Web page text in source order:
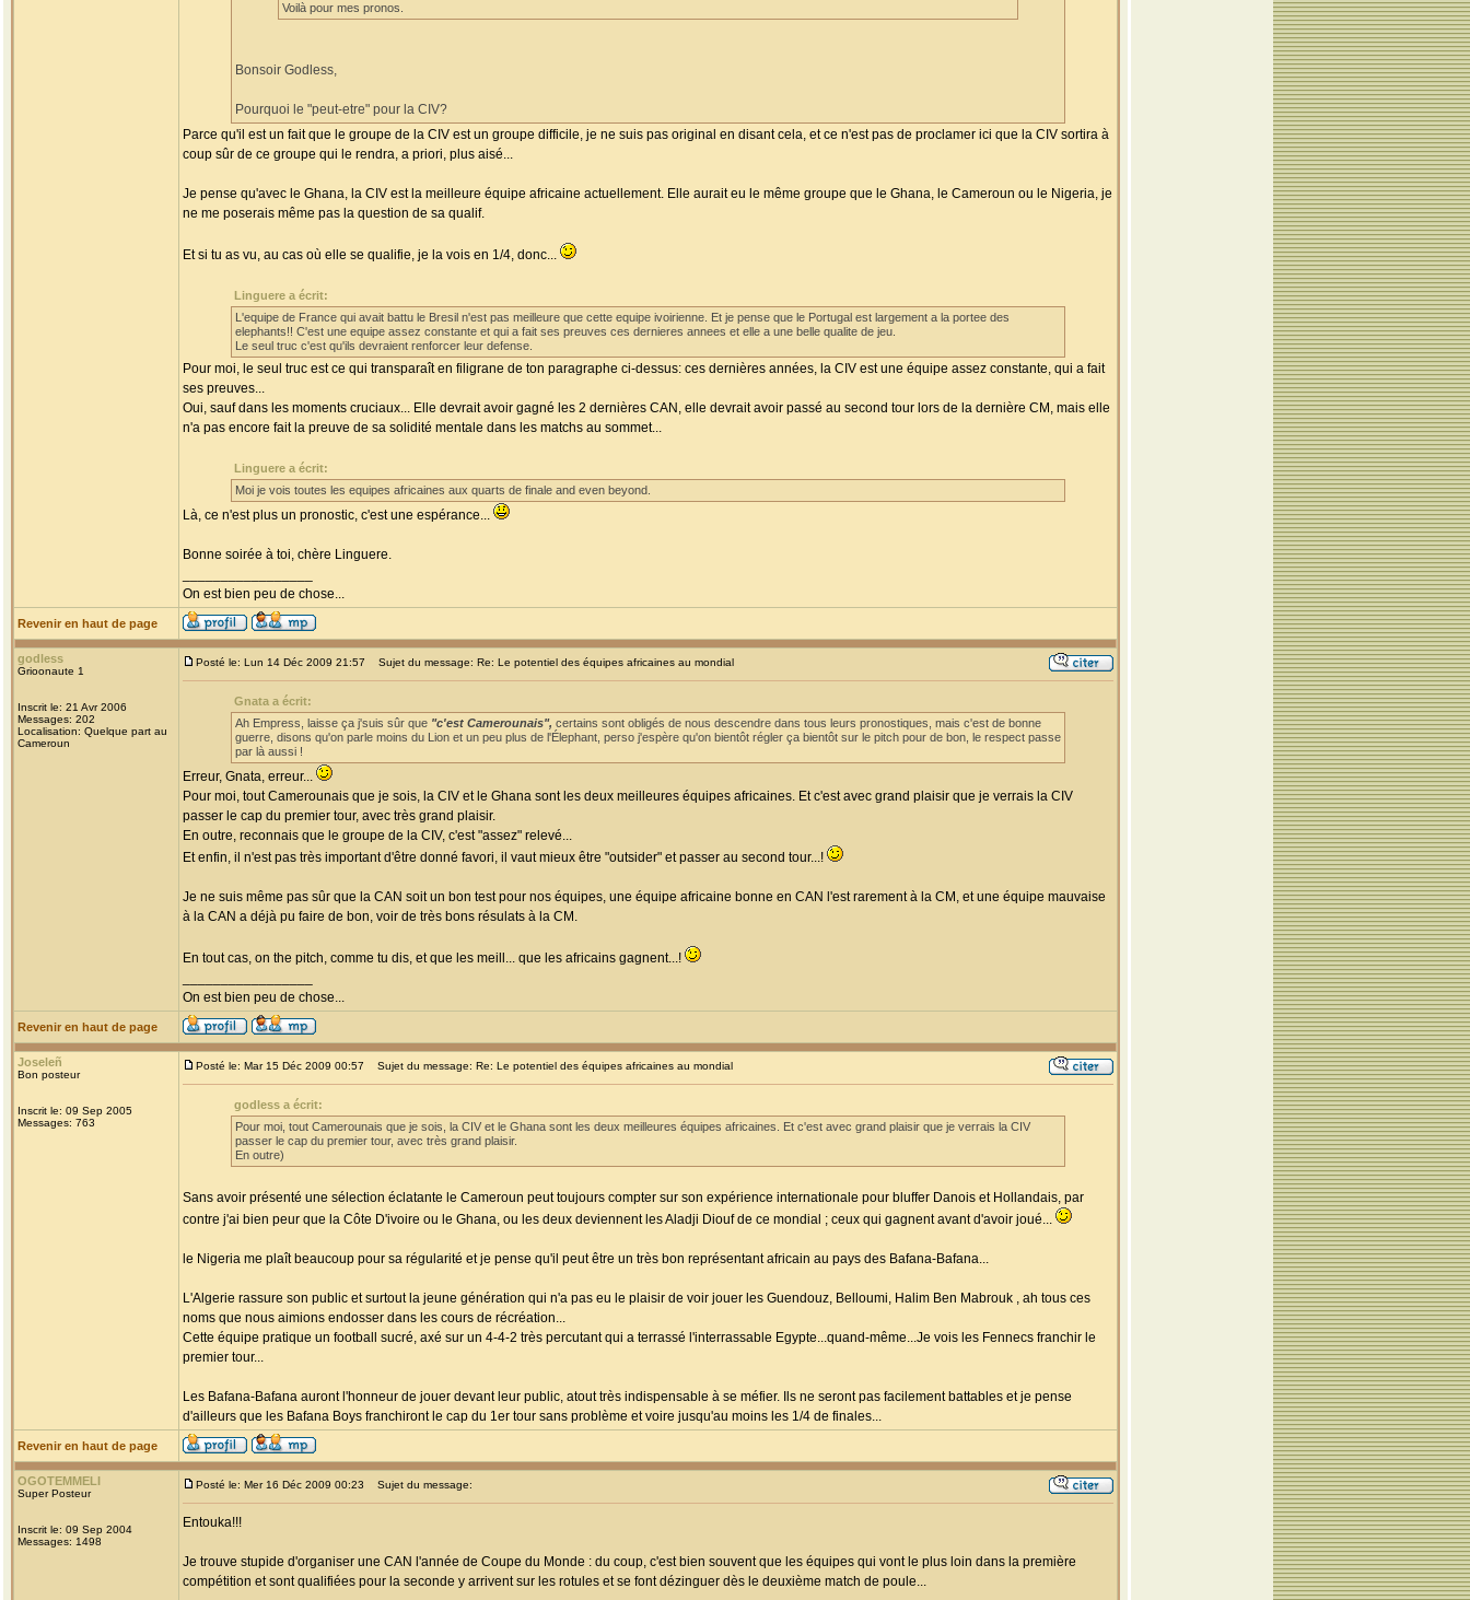
Voilà pour mes pronos.
Bonsoir Godless,
Pourquoi le "peut-etre" pour la CIV?
Parce qu'il est un fait que le groupe de la CIV est un groupe difficile, je ne suis pas original en disant cela, et ce n'est pas de proclamer ici que la CIV sortira à
coup sûr de ce groupe qui le rendra, a priori, plus aisé...
Je pense qu'avec le Ghana, la CIV est la meilleure équipe africaine actuellement. Elle aurait eu le même groupe que le Ghana, le Cameroun ou le Nigeria, je
ne me poserais même pas la question de sa qualif.
Et si tu as vu, au cas où elle se qualifie, je la vois en 1/4, donc...
Linguere a écrit:
L'equipe de France qui avait battu le Bresil n'est pas meilleure que cette equipe ivoirienne. Et je pense que le Portugal est largement a la portee des
elephants!! C'est une equipe assez constante et qui a fait ses preuves ces dernieres annees et elle a une belle qualite de jeu.
Le seul truc c'est qu'ils devraient renforcer leur defense.
Pour moi, le seul truc est ce qui transparaît en filigrane de ton paragraphe ci-dessus: ces dernières années, la CIV est une équipe assez constante, qui a fait
ses preuves...
Oui, sauf dans les moments cruciaux... Elle devrait avoir gagné les 2 dernières CAN, elle devrait avoir passé au second tour lors de la dernière CM, mais elle
n'a pas encore fait la preuve de sa solidité mentale dans les matchs au sommet...
Linguere a écrit:
Moi je vois toutes les equipes africaines aux quarts de finale and even beyond.
Là, ce n'est plus un pronostic, c'est une espérance...
Bonne soirée à toi, chère Linguere.
On est bien peu de chose...
Revenir en haut de page
godless
Grioonaute 1
Inscrit le: 21 Avr 2006
Messages: 202
Localisation: Quelque part au
Cameroun
Posté le: Lun 14 Déc 2009 21:57 Sujet du message: Re: Le potentiel des équipes africaines au mondial
Gnata a écrit:
Ah Empress, laisse ça j'suis sûr que "c'est Camerounais", certains sont obligés de nous descendre dans tous leurs pronostiques, mais c'est de bonne
guerre, disons qu'on parle moins du Lion et un peu plus de l'Élephant, perso j'espère qu'on bientôt régler ça bientôt sur le pitch pour de bon, le respect passe
par là aussi !
Erreur, Gnata, erreur...
Pour moi, tout Camerounais que je sois, la CIV et le Ghana sont les deux meilleures équipes africaines. Et c'est avec grand plaisir que je verrais la CIV
passer le cap du premier tour, avec très grand plaisir.
En outre, reconnais que le groupe de la CIV, c'est "assez" relevé...
Et enfin, il n'est pas très important d'être donné favori, il vaut mieux être "outsider" et passer au second tour...!
Je ne suis même pas sûr que la CAN soit un bon test pour nos équipes, une équipe africaine bonne en CAN l'est rarement à la CM, et une équipe mauvaise
à la CAN a déjà pu faire de bon, voir de très bons résulats à la CM.
En tout cas, on the pitch, comme tu dis, et que les meill... que les africains gagnent...!
On est bien peu de chose...
Revenir en haut de page
Joseleñ
Bon posteur
Inscrit le: 09 Sep 2005
Messages: 763
Posté le: Mar 15 Déc 2009 00:57 Sujet du message: Re: Le potentiel des équipes africaines au mondial
godless a écrit:
Pour moi, tout Camerounais que je sois, la CIV et le Ghana sont les deux meilleures équipes africaines. Et c'est avec grand plaisir que je verrais la CIV
passer le cap du premier tour, avec très grand plaisir.
En outre)
Sans avoir présenté une sélection éclatante le Cameroun peut toujours compter sur son expérience internationale pour bluffer Danois et Hollandais, par
contre j'ai bien peur que la Côte D'ivoire ou le Ghana, ou les deux deviennent les Aladji Diouf de ce mondial ; ceux qui gagnent avant d'avoir joué...
le Nigeria me plaît beaucoup pour sa régularité et je pense qu'il peut être un très bon représentant africain au pays des Bafana-Bafana...
L'Algerie rassure son public et surtout la jeune génération qui n'a pas eu le plaisir de voir jouer les Guendouz, Belloumi, Halim Ben Mabrouk , ah tous ces
noms que nous aimions endosser dans les cours de récréation...
Cette équipe pratique un football sucré, axé sur un 4-4-2 très percutant qui a terrassé l'interrassable Egypte...quand-même...Je vois les Fennecs franchir le
premier tour...
Les Bafana-Bafana auront l'honneur de jouer devant leur public, atout très indispensable à se méfier. Ils ne seront pas facilement battables et je pense
d'ailleurs que les Bafana Boys franchiront le cap du 1er tour sans problème et voire jusqu'au moins les 1/4 de finales...
Revenir en haut de page
OGOTEMMELI
Super Posteur
Inscrit le: 09 Sep 2004
Messages: 1498
Posté le: Mer 16 Déc 2009 00:23 Sujet du message:
Entouka!!!
Je trouve stupide d'organiser une CAN l'année de Coupe du Monde : du coup, c'est bien souvent que les équipes qui vont le plus loin dans la première
compétition et sont qualifiées pour la seconde y arrivent sur les rotules et se font dézinguer dès le deuxième match de poule...